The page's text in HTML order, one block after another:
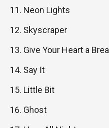
Neon Lights
Skyscraper
Give Your Heart a
Say It
Little Bit
Ghost